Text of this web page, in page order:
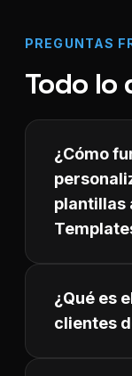
PREGUNTAS
Todo lo
¿Cómo
plantillas
¿Qué es
clientes